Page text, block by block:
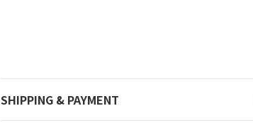
SHIPPING & PAYMENT